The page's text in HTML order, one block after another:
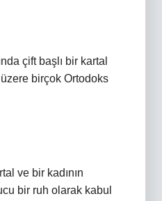
çift başlı bir kartal
birçok Ortodoks
ve bir kadının
bir ruh olarak kabul